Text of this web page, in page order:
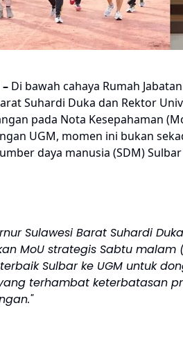
– Di bawah cahaya Rumah
Suhardi Duka dan Rektor
pada Nota Kesepahaman
UGM, momen ini bukan
daya manusia (SDM)
Sulawesi Barat Suhardi
MoU strategis Sabtu malam
Sulbar ke UGM untuk
yang terhambat keterbatasan